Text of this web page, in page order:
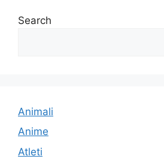
Search
Animali
Anime
Atleti